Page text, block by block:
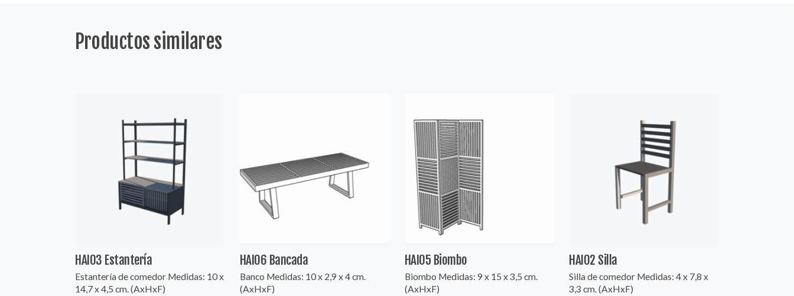
Productos similares
HAI03 Estantería
Estantería de comedor Medidas: 10 x
14,7 x 4,5 cm. (AxHxF)
HAI06 Bancada
Banco Medidas: 10 x 2,9 x 4 cm.
(AxHxF)
HAI05 Biombo
Biombo Medidas: 9 x 15 x 3,5 cm.
(AxHxF)
HAI02 Silla
Silla de comedor Medidas: 4 x 7,8 x
3,3 cm. (AxHxF)